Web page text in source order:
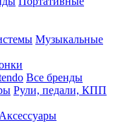
Музыкальные
Все бренды
Рули, педали, КПП
Аксессуары